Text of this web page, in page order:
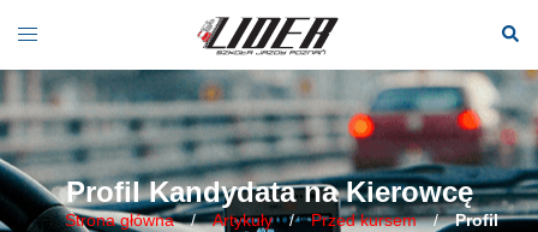
Profil Kandydata na Kierowcę
Strona główna / Artykuły / Przed kursem /
Profil